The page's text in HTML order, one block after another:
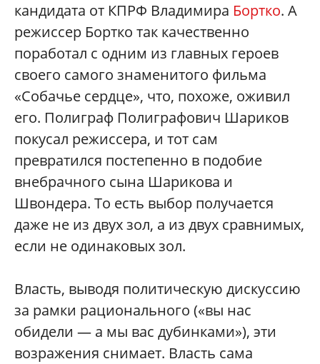
кандидата от КПРФ Владимира Бортко. А
режиссер Бортко так качественно
поработал с одним из главных героев
своего самого знаменитого фильма
«Собачье сердце», что, похоже, оживил
его. Полиграф Полиграфович Шариков
покусал режиссера, и тот сам
превратился постепенно в подобие
внебрачного сына Шарикова и
Швондера. То есть выбор получается
даже не из двух зол, а из двух сравнимых,
если не одинаковых зол.
Власть, выводя политическую дискуссию
за рамки рационального («вы нас
обидели — а мы вас дубинками»), эти
возражения снимает. Власть сама